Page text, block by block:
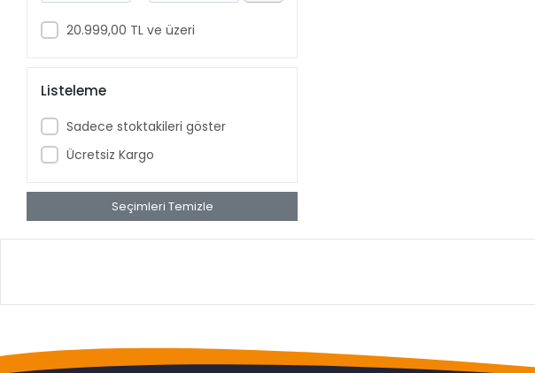
20.999,00 TL ve üzeri
Listeleme
Sadece stoktakileri göster
Ücretsiz Kargo
Seçimleri Temizle